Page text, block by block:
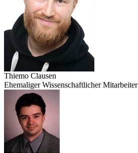
Thiemo Clausen
Ehemaliger Wissenschaftlicher Mitarbeiter